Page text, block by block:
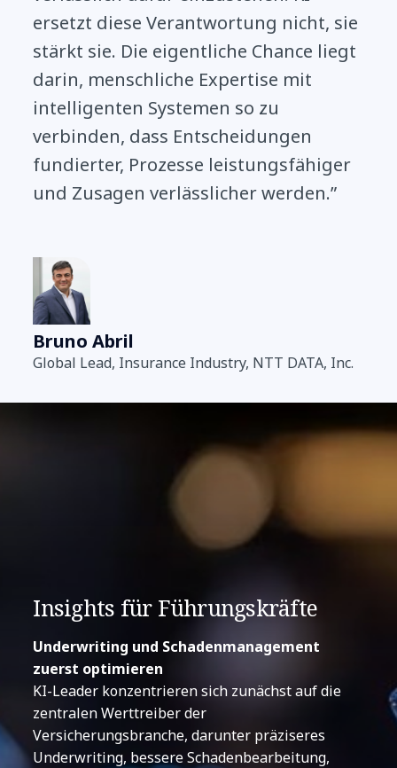
ersetzt diese Verantwortung nicht, sie
stärkt sie. Die eigentliche Chance liegt
darin, menschliche Expertise mit
intelligenten Systemen so zu
verbinden, dass Entscheidungen
fundierter, Prozesse leistungsfähiger
und Zusagen verlässlicher werden.”
Bruno Abril
Global Lead, Insurance Industry, NTT DATA, Inc.
Insights für Führungskräfte
Underwriting und Schadenmanagement
zuerst optimieren
KI-Leader konzentrieren sich zunächst auf die
zentralen Werttreiber der
Versicherungsbranche, darunter präziseres
Underwriting, bessere Schadenbearbeitung,